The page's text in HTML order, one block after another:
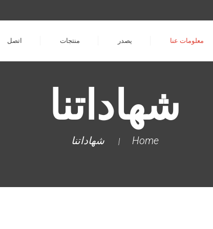
معلومات عنا يصدر منتجات اتصل
شهاداتنا
Home
| شهاداتنا